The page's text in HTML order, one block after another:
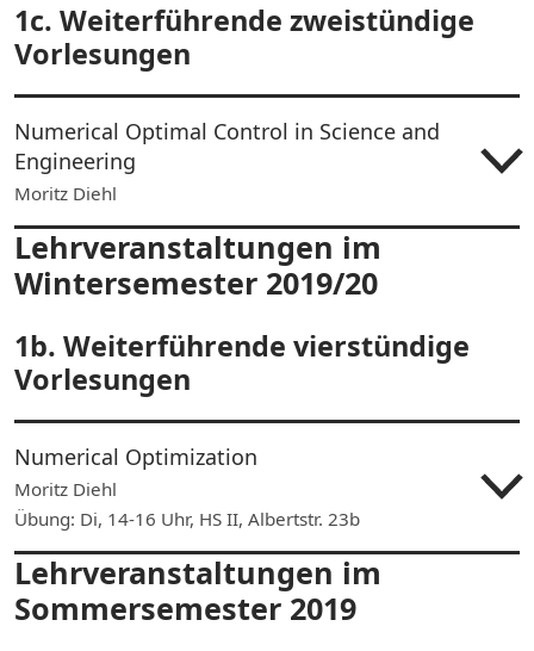
1c. Weiterführende zweistündige
Vorlesungen
Numerical Optimal Control in Science and
Engineering
Moritz Diehl
Lehrveranstaltungen im
Wintersemester 2019/20
1b. Weiterführende vierstündige
Vorlesungen
Numerical Optimization
Moritz Diehl
Übung: Di, 14-16 Uhr, HS II, Albertstr. 23b
Lehrveranstaltungen im
Sommersemester 2019